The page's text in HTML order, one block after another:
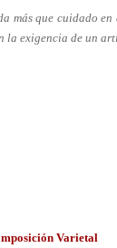
más que cuidado
la exigencia de un
Varietal